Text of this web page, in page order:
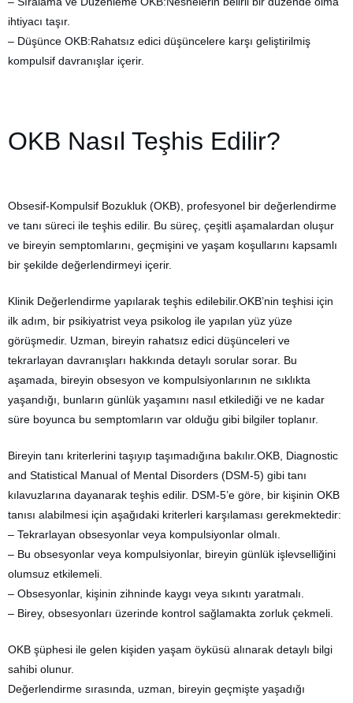
ihtiyacı taşır.
– Düşünce OKB:Rahatsız edici düşüncelere karşı geliştirilmiş
kompulsif davranışlar içerir.
OKB Nasıl Teşhis Edilir?
Obsesif-Kompulsif Bozukluk (OKB), profesyonel bir değerlendirme
ve tanı süreci ile teşhis edilir. Bu süreç, çeşitli aşamalardan oluşur
ve bireyin semptomlarını, geçmişini ve yaşam koşullarını kapsamlı
bir şekilde değerlendirmeyi içerir.
Klinik Değerlendirme yapılarak teşhis edilebilir.OKB’nin teşhisi için
ilk adım, bir psikiyatrist veya psikolog ile yapılan yüz yüze
görüşmedir. Uzman, bireyin rahatsız edici düşünceleri ve
tekrarlayan davranışları hakkında detaylı sorular sorar. Bu
aşamada, bireyin obsesyon ve kompulsiyonlarının ne sıklıkta
yaşandığı, bunların günlük yaşamını nasıl etkilediği ve ne kadar
süre boyunca bu semptomların var olduğu gibi bilgiler toplanır.
Bireyin tanı kriterlerini taşıyıp taşımadığına bakılır.OKB, Diagnostic
and Statistical Manual of Mental Disorders (DSM-5) gibi tanı
kılavuzlarına dayanarak teşhis edilir. DSM-5’e göre, bir kişinin OKB
tanısı alabilmesi için aşağıdaki kriterleri karşılaması gerekmektedir:
– Tekrarlayan obsesyonlar veya kompulsiyonlar olmalı.
– Bu obsesyonlar veya kompulsiyonlar, bireyin günlük işlevselliğini
olumsuz etkilemeli.
– Obsesyonlar, kişinin zihninde kaygı veya sıkıntı yaratmalı.
– Birey, obsesyonları üzerinde kontrol sağlamakta zorluk çekmeli.
OKB şüphesi ile gelen kişiden yaşam öyküsü alınarak detaylı bilgi
sahibi olunur.
Değerlendirme sırasında, uzman, bireyin geçmişte yaşadığı